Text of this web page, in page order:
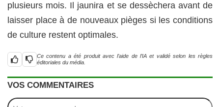
plusieurs mois. Il jaunira et se dessèchera avant de
laisser place à de nouveaux pièges si les conditions
de culture restent optimales.
Ce contenu a été produit avec l’aide de l’IA et validé selon les règles
éditoriales du média.
VOS COMMENTAIRES